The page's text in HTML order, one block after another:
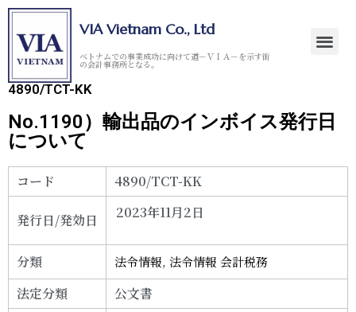
VIA Vietnam Co., Ltd
ベトナムでの事業成功に向けて道－ＶＩＡ－を示す街
の会計事務所となる。
4890/TCT-KK
No.1190）輸出品のインボイス発行日
について
コード 4890/TCT-KK
発行日/発効日 2023年11月2日
分類 法令情報,法令情報 会計税務
法定分類
公文書